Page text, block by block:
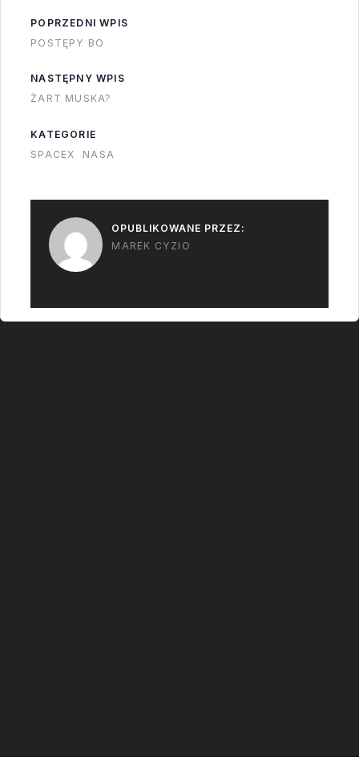
POPRZEDNI WPIS
POSTĘPY BO
NASTĘPNY WPIS
ŻART MUSKA?
KATEGORIE
SPACEX
NASA
OPUBLIKOWANE PRZEZ:
MAREK CYZIO